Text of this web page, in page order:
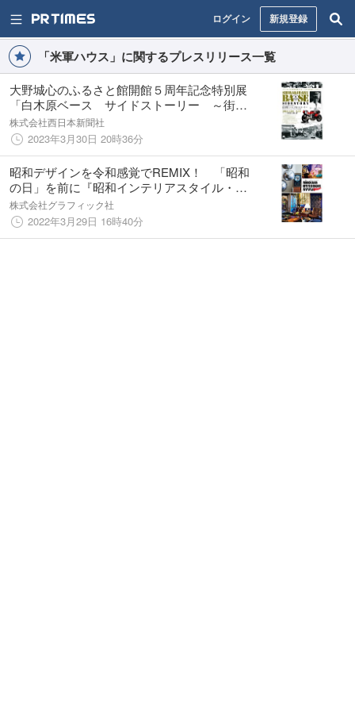
ログイン 新規登録
「米軍ハウス」に関するプレスリリース一覧
大野城心のふるさと館開館５周年記念特別展
「白木原ベース サイドストーリー ～街の
なかのアメリカ文化、そしてPOP吉村伝説の
誕生～」
株式会社西日本新聞社
2023年3月30日 20時36分
昭和デザインを令和感覚でREMIX！ 「昭和
の日」を前に『昭和インテリアスタイル・ワ
ンダー』を大発売!!
株式会社グラフィック社
2022年3月29日 16時40分